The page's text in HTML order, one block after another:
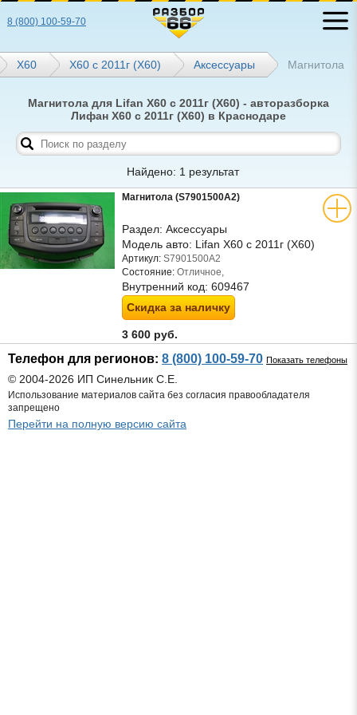
8 (800) 100-59-70
Х60 X60 с 2011г (Х60) Аксессуары Магнитола
Магнитола для Lifan X60 с 2011г (Х60) - авторазборка
Лифан X60 с 2011г (Х60) в Краснодаре
Найдено: 1 результат
Магнитола (S7901500A2)
Раздел: Аксессуары
Модель авто: Lifan X60 с 2011г (Х60)
Артикул: S7901500A2
Состояние: Отличное,
Внутренний код: 609467
Скидка за наличку
3 600 руб.
Телефон для регионов: 8 (800) 100-59-70 Показать телефоны
© 2004-2026 ИП Синельник С.Е.
Использование материалов сайта без согласия правообладателя
запрещено
Перейти на полную версию сайта